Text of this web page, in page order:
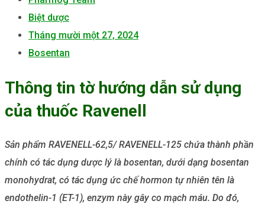
Biệt dược
Tháng mười một 27, 2024
Bosentan
Thông tin tờ hướng dẫn sử dụng
của thuốc Ravenell
Sản phẩm RAVENELL-62,5/ RAVENELL-125 chứa thành phần
chính có tác dụng dược lý là bosentan, dưới dạng bosentan
monohydrat, có tác dụng ức chế hormon tự nhiên tên là
endothelin-1 (ET-1), enzym này gây co mạch máu. Do đó,